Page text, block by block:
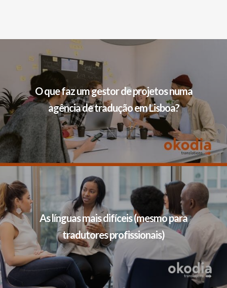
O que faz um gestor de projetos numa
agência de tradução em Lisboa?
As línguas mais difíceis (mesmo para
tradutores profissionais)